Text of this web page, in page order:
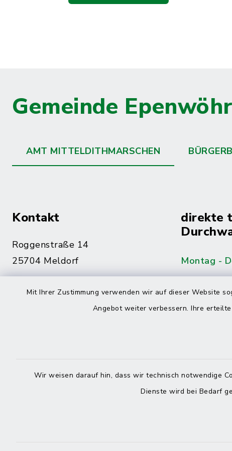
Mit Ihrer Zustimmung verwenden wir auf dieser Website
Angebot weiter verbessern. Ihre
Wir weisen darauf hin, dass wir technisch notwendige
Dienste wird bei Bedarf
Gemeinde
AMT MITTELDITHMARSCHEN
Kontakt
Roggenstraße 14
25704 Meldorf
04832 6065-215
direkte
Montag -
Freitag
Online-
Haben Sie
keinen